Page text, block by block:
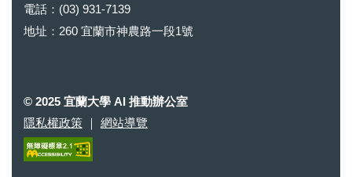
電話：(03) 931-7139
地址：260 宜蘭市神農路一段1號
© 2025 宜蘭大學 AI 推動辦公室
隱私權政策 ｜ 網站導覽